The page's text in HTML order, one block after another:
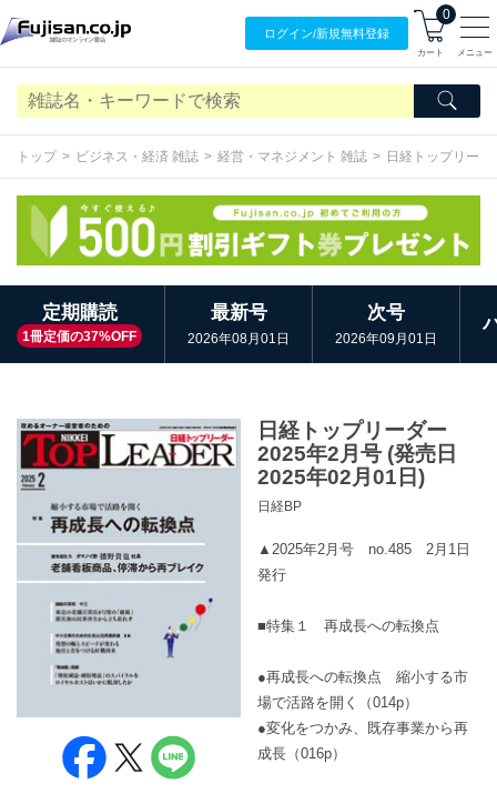
ログイン/新規無料登録
0
カート メニュー
トップ ビジネス・経済 雑誌 経営・マネジメント 雑誌 日経トップリーダ
定期購読
1冊定価の37%OFF
最新号
2026年08月01日
次号
2026年09月01日
日経トップリーダー
2025年2月号 (発売日
2025年02月01日)
日経BP
▲2025年2月号 no.485 2月1日
発行
■特集１ 再成長への転換点
●再成長への転換点 縮小する市
場で活路を開く（014p）
●変化をつかみ、既存事業から再
成長（016p）